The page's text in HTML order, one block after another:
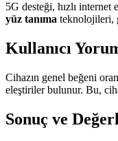
5G desteği, hızlı
yüz tanıma teknolojileri,
Kullanıcı
Cihazın genel beğeni
eleştiriler bulunur. Bu,
Sonuç ve